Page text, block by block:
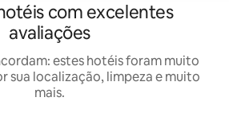
com excelentes
avaliações
estes hotéis foram muito
sua localização, limpeza e muito
mais.